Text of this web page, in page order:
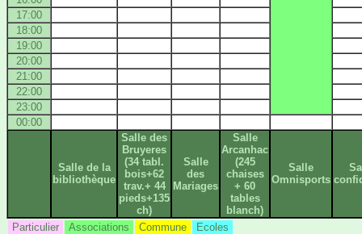
17:00
18:00
19:00
20:00
21:00
22:00
23:00
00:00
Salle de la
bibliothèque
Salle des
Bruyeres
(34 tabl.
bois+62
trav.+ 44
pieds+135
ch)
Salle
des
Mariages
Salle
Arcanhac
(245
chaises
+ 60
tables
blanch)
Salle
Omnisports
Particulier Associations Commune Ecoles